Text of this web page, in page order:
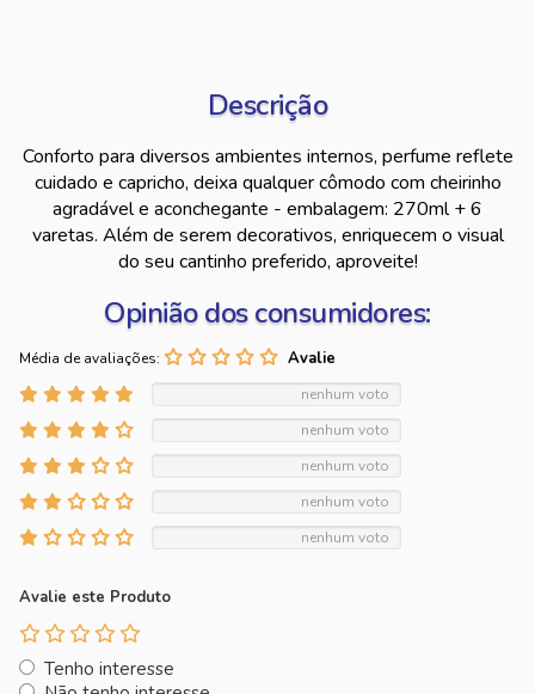
Descrição
Conforto para diversos ambientes internos, perfume reflete
cuidado e capricho, deixa qualquer cômodo com cheirinho
agradável e aconchegante - embalagem: 270ml + 6
varetas. Além de serem decorativos, enriquecem o visual
do seu cantinho preferido, aproveite!
Opinião dos consumidores:
Média de avaliações:
nenhum voto
nenhum voto
nenhum voto
nenhum voto
nenhum voto
Avalie este Produto
Tenho interesse